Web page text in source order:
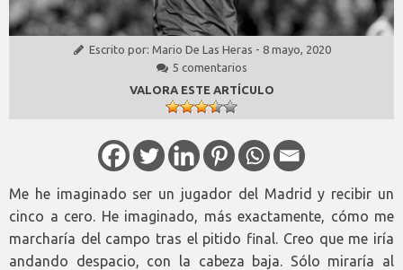
Escrito por: Mario De Las Heras - 8 mayo, 2020
5 comentarios
VALORA ESTE ARTÍCULO
Me he imaginado ser un jugador del Madrid y recibir un
cinco a cero. He imaginado, más exactamente, cómo me
marcharía del campo tras el pitido final. Creo que me iría
andando despacio, con la cabeza baja. Sólo miraría al